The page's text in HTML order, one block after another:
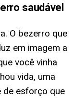
saudável
O bezerro que
em imagem a
você vinha
vida, uma
de esforço que